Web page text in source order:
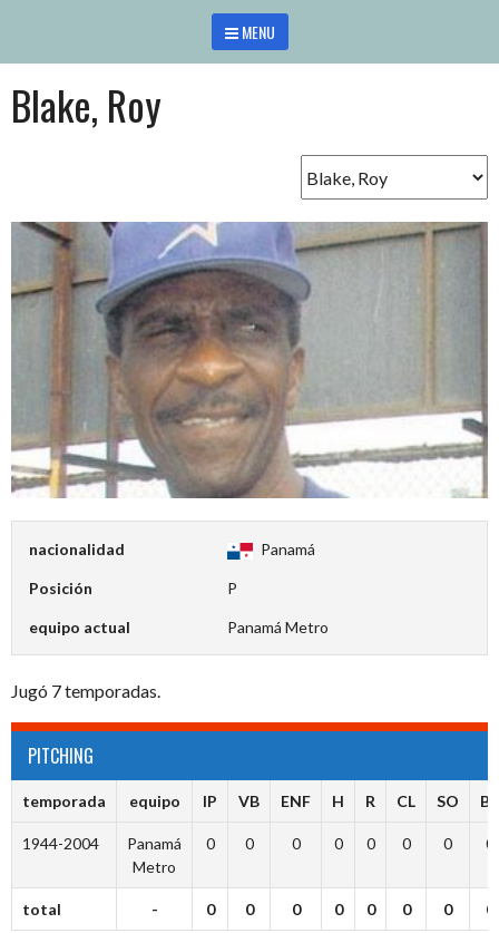
contenido
MENU
Blake, Roy
nacionalidad Panamá
Posición P
equipo actual Panamá Metro
Jugó 7 temporadas.
PITCHING
temporada equipo IP VB ENF H R CL SO BB
1944-2004
Panamá
Metro
0 0 0 0 0 0 0 0
total - 0 0 0 0 0 0 0 0